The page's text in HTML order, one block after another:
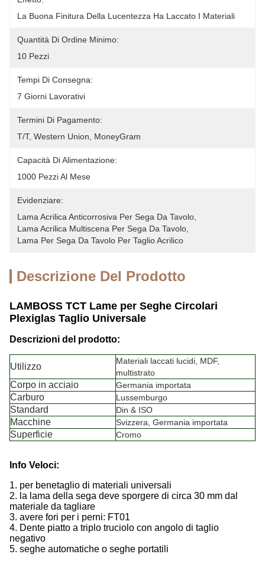
La Buona Finitura Della Lucentezza Ha Laccato I Materiali
Quantità Di Ordine Minimo:
10 Pezzi
Tempi Di Consegna:
7 Giorni Lavorativi
Termini Di Pagamento:
T/T, Western Union, MoneyGram
Capacità Di Alimentazione:
1000 Pezzi Al Mese
Evidenziare:
Lama Acrilica Anticorrosiva Per Sega Da Tavolo
Lama Acrilica Multiscena Per Sega Da Tavolo
Lama Per Sega Da Tavolo Per Taglio Acrilico
Descrizione Del Prodotto
LAMBOSS TCT Lame per Seghe Circolari
Plexiglas Taglio Universale
Descrizioni del prodotto:
Utilizzo
Materiali laccati lucidi, MDF,
multistrato
Corpo in acciaio Germania importata
Carburo Lussemburgo
Standard Din & ISO
Macchine Svizzera, Germania importata
Superficie Cromo
Info Veloci:
1. per benetaglio di materiali universali
2. la lama della sega deve sporgere di circa 30 mm dal
materiale da tagliare
3. avere fori per i perni: FT01
4. Dente piatto a triplo truciolo con angolo di taglio
negativo
5. seghe automatiche o seghe portatili